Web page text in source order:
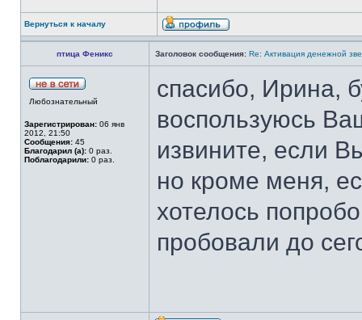
Вернуться к началу
птица Феникс Заголовок сообщения: Re: Активация денежной
Любознательный
Зарегистрирован: 06 янв
2012, 21:50
Сообщения: 45
Благодарил (а): 0 раз.
Поблагодарили: 0 раз.
спасибо, Ирина,
воспользуюсь
извините, если
но кроме меня,
хотелось
пробовали до